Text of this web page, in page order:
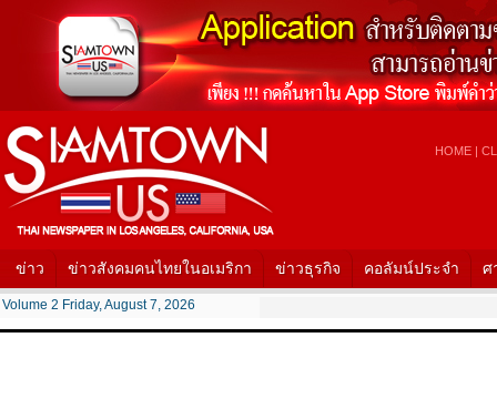
HOME |
ข่าว ข่าวสังคมคนไทยในอเมริกา ข่าวธุรกิจ คอลัมน์ประจำ ศ
Volume 2 Friday, August 7, 2026